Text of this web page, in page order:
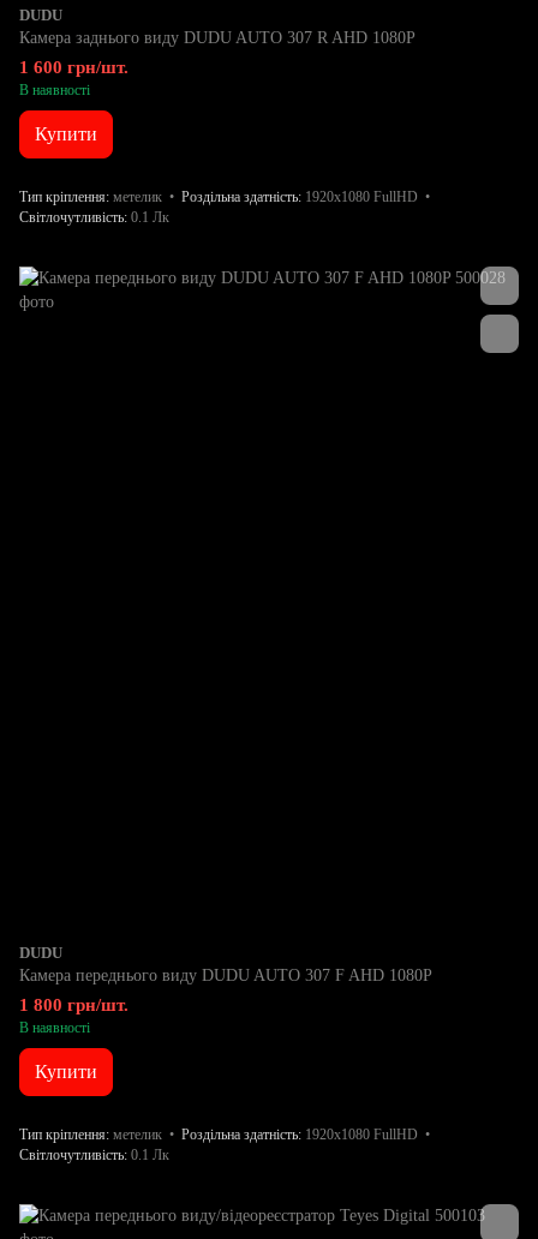
DUDU
Камера заднього виду DUDU AUTO 307 R AHD 1080P
1 600 грн/шт.
В наявності
Купити
Тип кріплення метелик Роздільна здатність 1920x1080 FullHD
Світлочутливість 0.1 Лк
DUDU
Камера переднього виду DUDU AUTO 307 F AHD 1080P
1 800 грн/шт.
В наявності
Купити
Тип кріплення метелик Роздільна здатність 1920x1080 FullHD
Світлочутливість 0.1 Лк